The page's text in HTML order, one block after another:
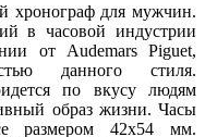
хронограф для мужчин.
в часовой индустрии
от Audemars Piguet,
данного стиля.
по вкусу людям
образ жизни. Часы
размером 42х54 мм.